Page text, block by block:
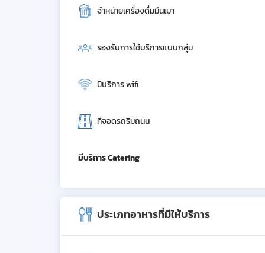
จำหน่ายเครื่องดื่มมึนเมา
รองรับการใช้บริการแบบกลุ่ม
มีบริการ wifi
ที่จอดรถริมถนน
มีบริการ Catering
ประเภทอาหารที่มีให้บริการ